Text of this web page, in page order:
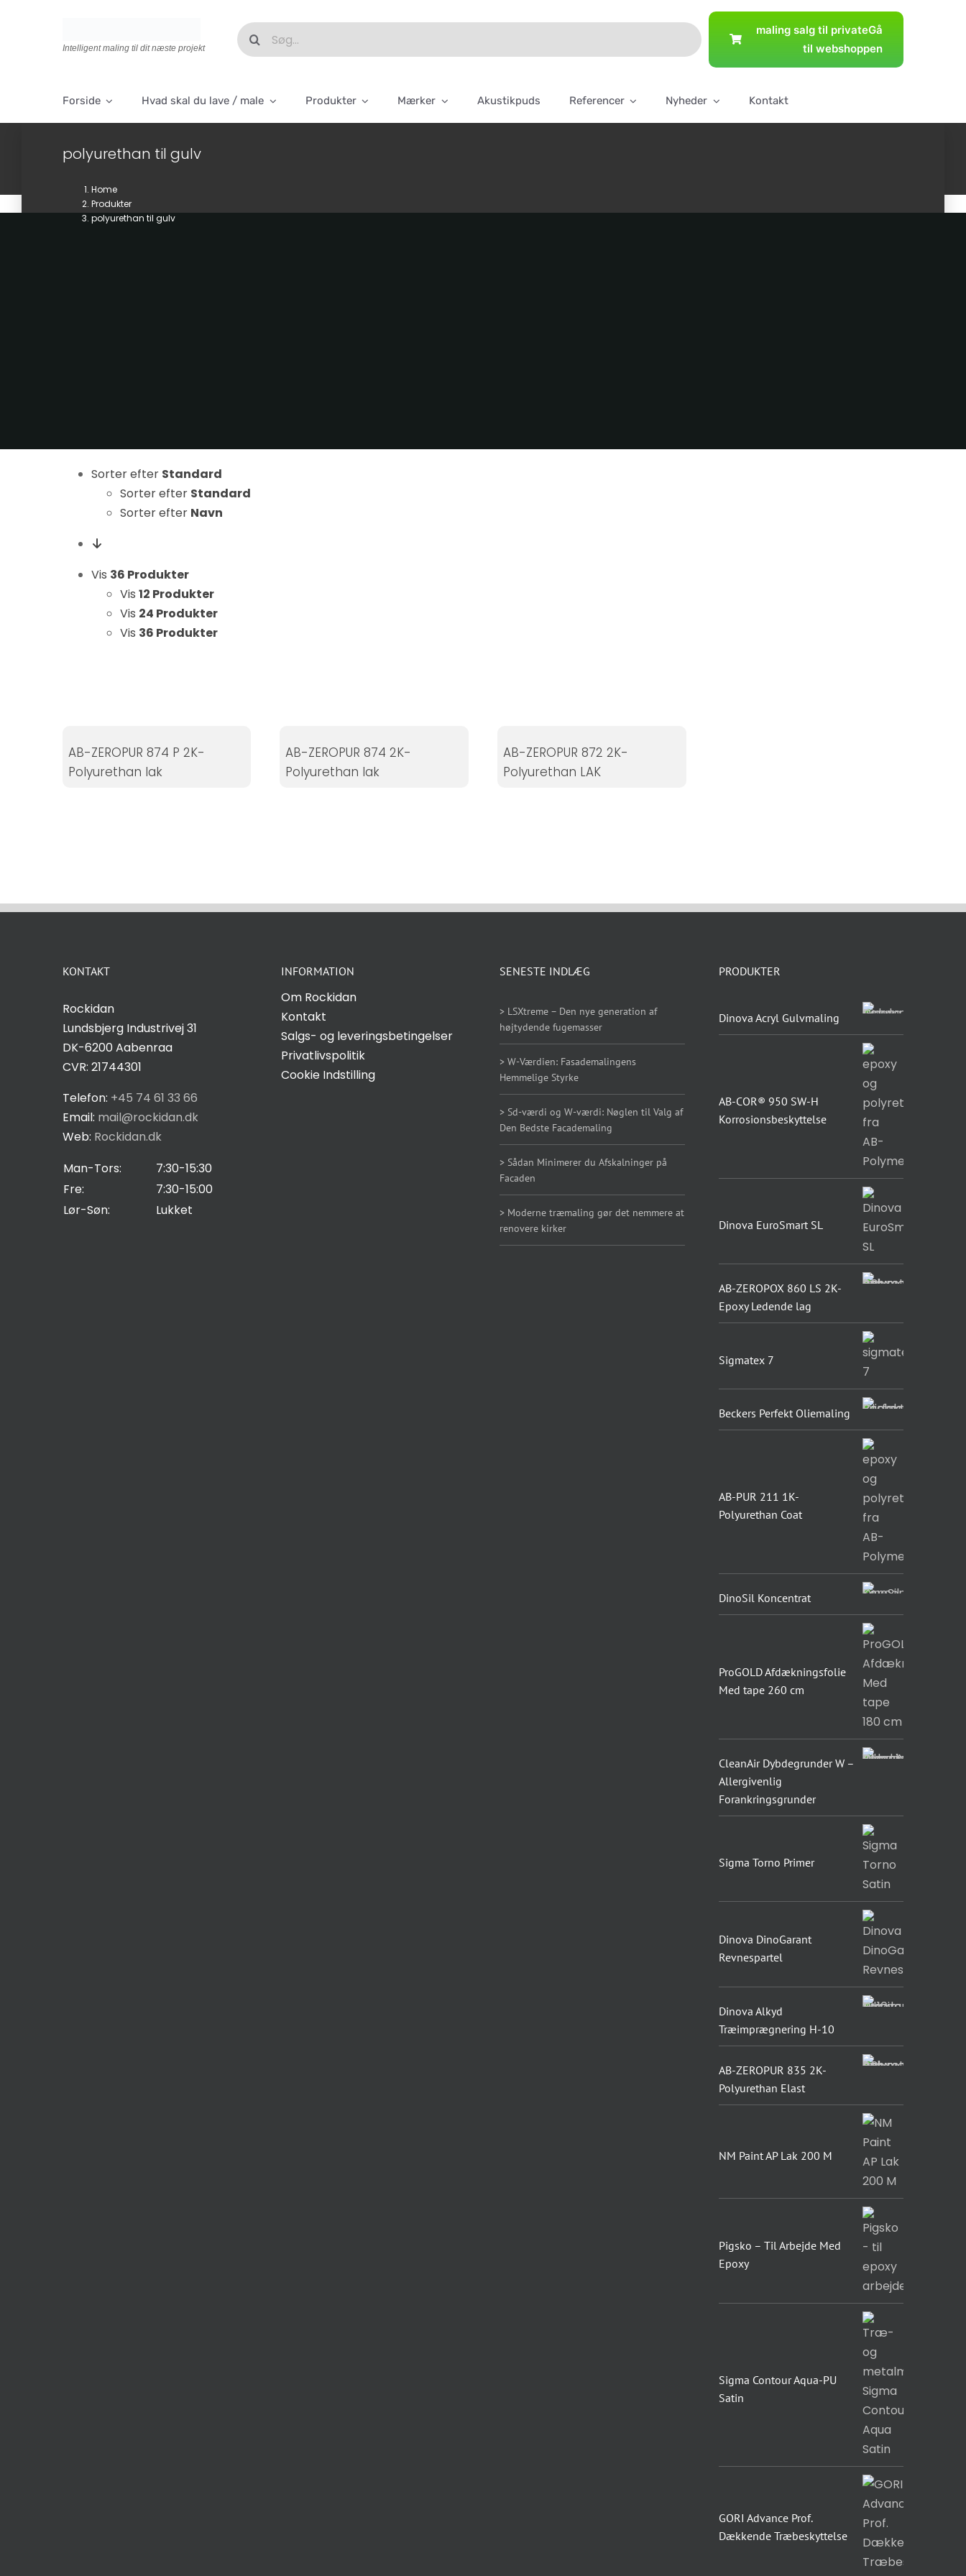
Intelligent maling til dit næste projekt
Søg
efter:
maling salg til privateGå
til webshoppen
Forside Hvad skal du lave / male Produkter Mærker Akustikpuds Referencer Nyheder Kontakt
polyurethan til gulv
Home
Produkter
polyurethan til gulv
Sorter efter Standard
Sorter efter Standard
Sorter efter Navn
Vis 36 Produkter
Vis 12 Produkter
Vis 24 Produkter
Vis 36 Produkter
AB-ZEROPUR 874 P 2K-
Polyurethan lak
AB-ZEROPUR 874 2K-
Polyurethan lak
AB-ZEROPUR 872 2K-
Polyurethan LAK
KONTAKT
Rockidan
Lundsbjerg Industrivej 31
DK-6200 Aabenraa
CVR: 21744301
Telefon: +45 74 61 33 66
Email: mail@rockidan.dk
Web: Rockidan.dk
Man-Tors:
7:30-15:30
Fre:
7:30-15:00
Lør-Søn:
Lukket
INFORMATION
Om Rockidan
Kontakt
Salgs- og leveringsbetingelser
Privatlivspolitik
Cookie Indstilling
SENESTE INDLÆG
> LSXtreme – Den nye generation af
højtydende fugemasser
> W-Værdien: Fasademalingens
Hemmelige Styrke
> Sd-værdi og W-værdi: Nøglen til Valg af
Den Bedste Facademaling
> Sådan Minimerer du Afskalninger på
Facaden
> Moderne træmaling gør det nemmere at
renovere kirker
PRODUKTER
Dinova Acryl Gulvmaling
AB-COR® 950 SW-H
Korrosionsbeskyttelse
Dinova EuroSmart SL
AB-ZEROPOX 860 LS 2K-
Epoxy Ledende lag
Sigmatex 7
Beckers Perfekt Oliemaling
AB-PUR 211 1K-
Polyurethan Coat
DinoSil Koncentrat
ProGOLD Afdækningsfolie
Med tape 260 cm
CleanAir Dybdegrunder W –
Allergivenlig
Forankringsgrunder
Sigma Torno Primer
Dinova DinoGarant
Revnespartel
Dinova Alkyd
Træimprægnering H-10
AB-ZEROPUR 835 2K-
Polyurethan Elast
NM Paint AP Lak 200 M
Pigsko – Til Arbejde Med
Epoxy
Sigma Contour Aqua-PU
Satin
GORI Advance Prof.
Dækkende Træbeskyttelse
Nødvendige
nødvendige
og struktur, ud
hjemmesiden
skal fungere
cookies,
forsvinder
funktioner fra
Marketing
dele dine
interesser